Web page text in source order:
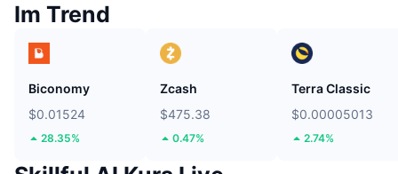
Im Trend
Biconomy
$0.01524
28.35%
Zcash
$475.38
0.47%
Terra Classic
$0.00005013
2.74%